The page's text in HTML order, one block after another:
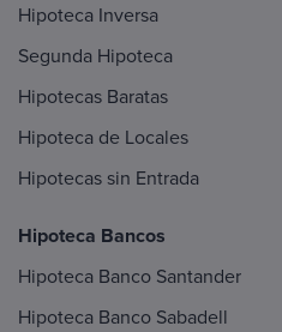
Hipoteca Inversa
Segunda Hipoteca
Hipotecas Baratas
Hipoteca de Locales
Hipotecas sin Entrada
Hipoteca Bancos
Hipoteca Banco Santander
Hipoteca Banco Sabadell